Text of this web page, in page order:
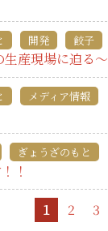
開発 餃子
産現場に迫る～
メディア情報
ぎょうざのもと
！
1 2 3